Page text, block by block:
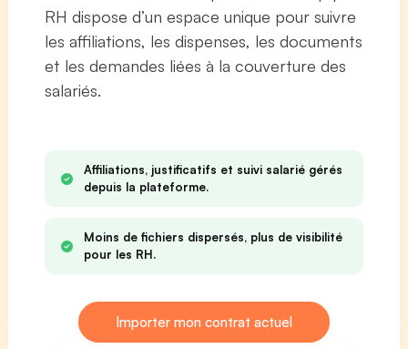
RH dispose d’un espace unique pour suivre
les affiliations, les dispenses, les documents
et les demandes liées à la couverture des
salariés.
Affiliations, justificatifs et suivi salarié gérés
depuis la plateforme.
Moins de fichiers dispersés, plus de visibilité
pour les RH.
Importer mon contrat actuel